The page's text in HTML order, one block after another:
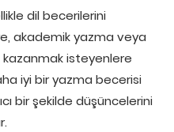
dil becerilerini
akademik yazma veya
isteyenlere
iyi bir yazma becerisi
bir şekilde düşüncelerini